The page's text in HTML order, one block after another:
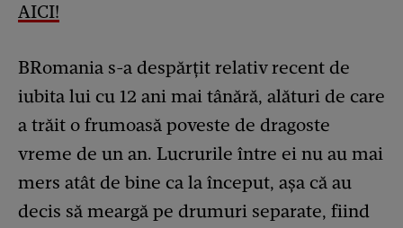
AICI!
BRomania s-a despărțit relativ recent de
iubita lui cu 12 ani mai tânără, alături de care
a trăit o frumoasă poveste de dragoste
vreme de un an. Lucrurile între ei nu au mai
mers atât de bine ca la început, așa că au
decis să meargă pe drumuri separate, fiind